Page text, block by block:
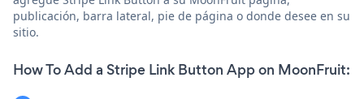
publicación, barra lateral, pie de página o donde desee en su
sitio.
How To Add a Stripe Link Button App on MoonFruit: